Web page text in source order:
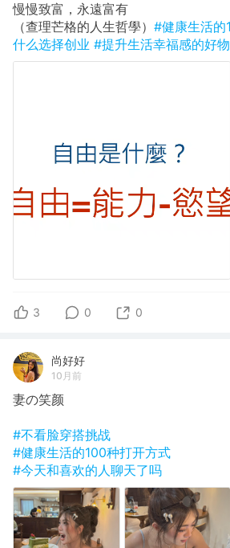
慢慢致富，永遠富有
（查理芒格的人生哲學） #健康生活的
什么选择创业 #提升生活幸福感的好物
3 0 0
尚好好
10月前
妻の笑颜
#不看脸穿搭挑战
#健康生活的100种打开方式
#今天和喜欢的人聊天了吗